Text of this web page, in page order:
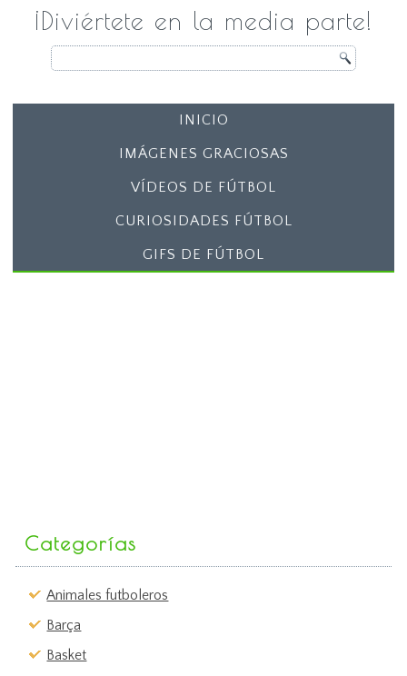
¡Diviértete en la media parte!
INICIO
IMÁGENES GRACIOSAS
VÍDEOS DE FÚTBOL
CURIOSIDADES FÚTBOL
GIFS DE FÚTBOL
Categorías
Animales futboleros
Barça
Basket